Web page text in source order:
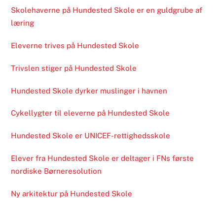
Skolehaverne på Hundested Skole er en guldgrube af
læring
Eleverne trives på Hundested Skole
Trivslen stiger på Hundested Skole
Hundested Skole dyrker muslinger i havnen
Cykellygter til eleverne på Hundested Skole
Hundested Skole er UNICEF-rettighedsskole
Elever fra Hundested Skole er deltager i FNs første
nordiske Børneresolution
Ny arkitektur på Hundested Skole